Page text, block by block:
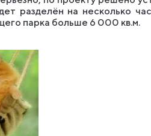
разделён на несколько
парка больше 6 000 кв.м.